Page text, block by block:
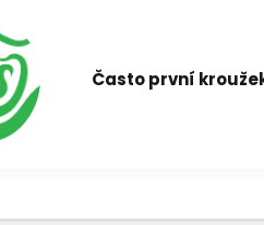
Často první